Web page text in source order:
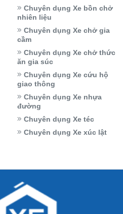
Chuyên dụng Xe bồn chở
nhiên liệu
Chuyên dụng Xe chở gia
cầm
Chuyên dụng Xe chở thức
ăn gia súc
Chuyên dụng Xe cứu hộ
giao thông
Chuyên dụng Xe nhựa
đường
Chuyên dụng Xe téc
Chuyên dụng Xe xúc lật